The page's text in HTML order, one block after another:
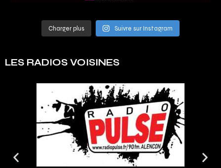
Charger plus Suivre sur Instagram
LES RADIOS VOISINES